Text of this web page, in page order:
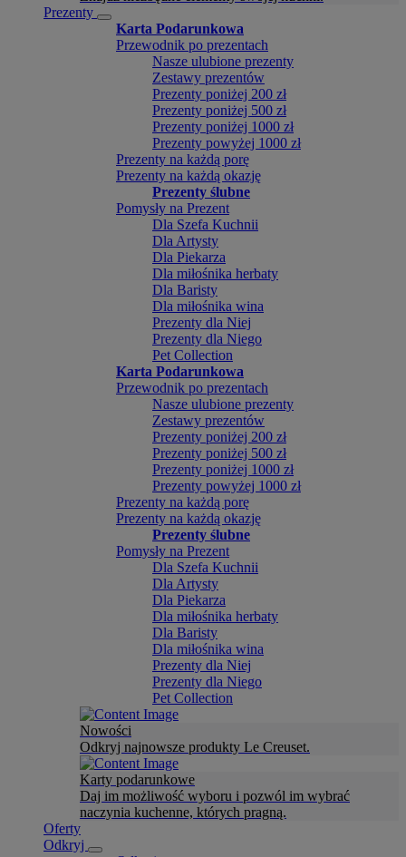
Prezenty
Karta Podarunkowa
Przewodnik po prezentach
Nasze ulubione prezenty
Zestawy prezentów
Prezenty poniżej 200 zł
Prezenty poniżej 500 zł
Prezenty poniżej 1000 zł
Prezenty powyżej 1000 zł
Prezenty na każdą porę
Prezenty na każdą okazję
Prezenty ślubne
Pomysły na Prezent
Dla Szefa Kuchnii
Dla Artysty
Dla Piekarza
Dla miłośnika herbaty
Dla Baristy
Dla miłośnika wina
Prezenty dla Niej
Prezenty dla Niego
Pet Collection
Karta Podarunkowa
Przewodnik po prezentach
Nasze ulubione prezenty
Zestawy prezentów
Prezenty poniżej 200 zł
Prezenty poniżej 500 zł
Prezenty poniżej 1000 zł
Prezenty powyżej 1000 zł
Prezenty na każdą porę
Prezenty na każdą okazję
Prezenty ślubne
Pomysły na Prezent
Dla Szefa Kuchnii
Dla Artysty
Dla Piekarza
Dla miłośnika herbaty
Dla Baristy
Dla miłośnika wina
Prezenty dla Niej
Prezenty dla Niego
Pet Collection
Nowości
Odkryj najnowsze produkty Le Creuset.
Karty podarunkowe
Daj im możliwość wyboru i pozwól im wybrać
naczynia kuchenne, których pragną.
Oferty
Odkryj